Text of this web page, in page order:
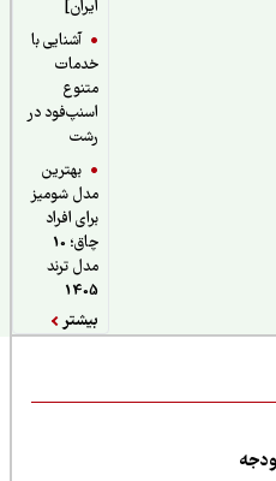
آشنایی با
خدمات
اسنپ‌فود در
بهترین
مدل شومیز
برای افراد
چاق؛ 10
مدل ترند